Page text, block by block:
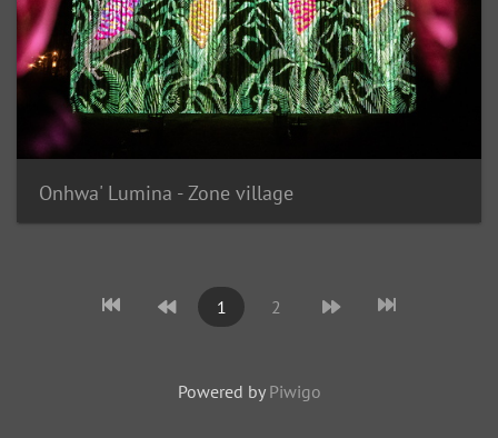
Onhwa' Lumina - Zone village
1 2
Powered by Piwigo